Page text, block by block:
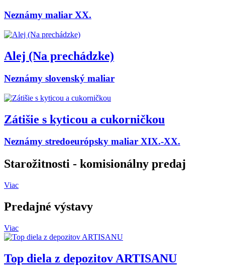
Neznámy maliar XX.
Alej (Na prechádzke)
Neznámy slovenský maliar
Zátišie s kyticou a cukorničkou
Neznámy stredoeurópsky maliar XIX.-XX.
Starožitnosti - komisionálny predaj
Viac
Predajné výstavy
Viac
Top diela z depozitov ARTISANU